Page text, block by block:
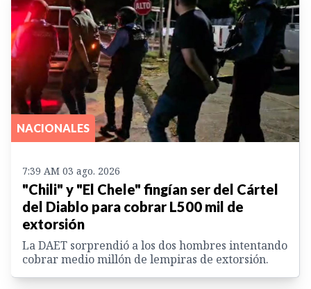
NACIONALES
7:39 AM 03 ago. 2026
"Chili" y "El Chele" fingían ser del Cártel
del Diablo para cobrar L500 mil de
extorsión
La DAET sorprendió a los dos hombres intentando
cobrar medio millón de lempiras de extorsión.